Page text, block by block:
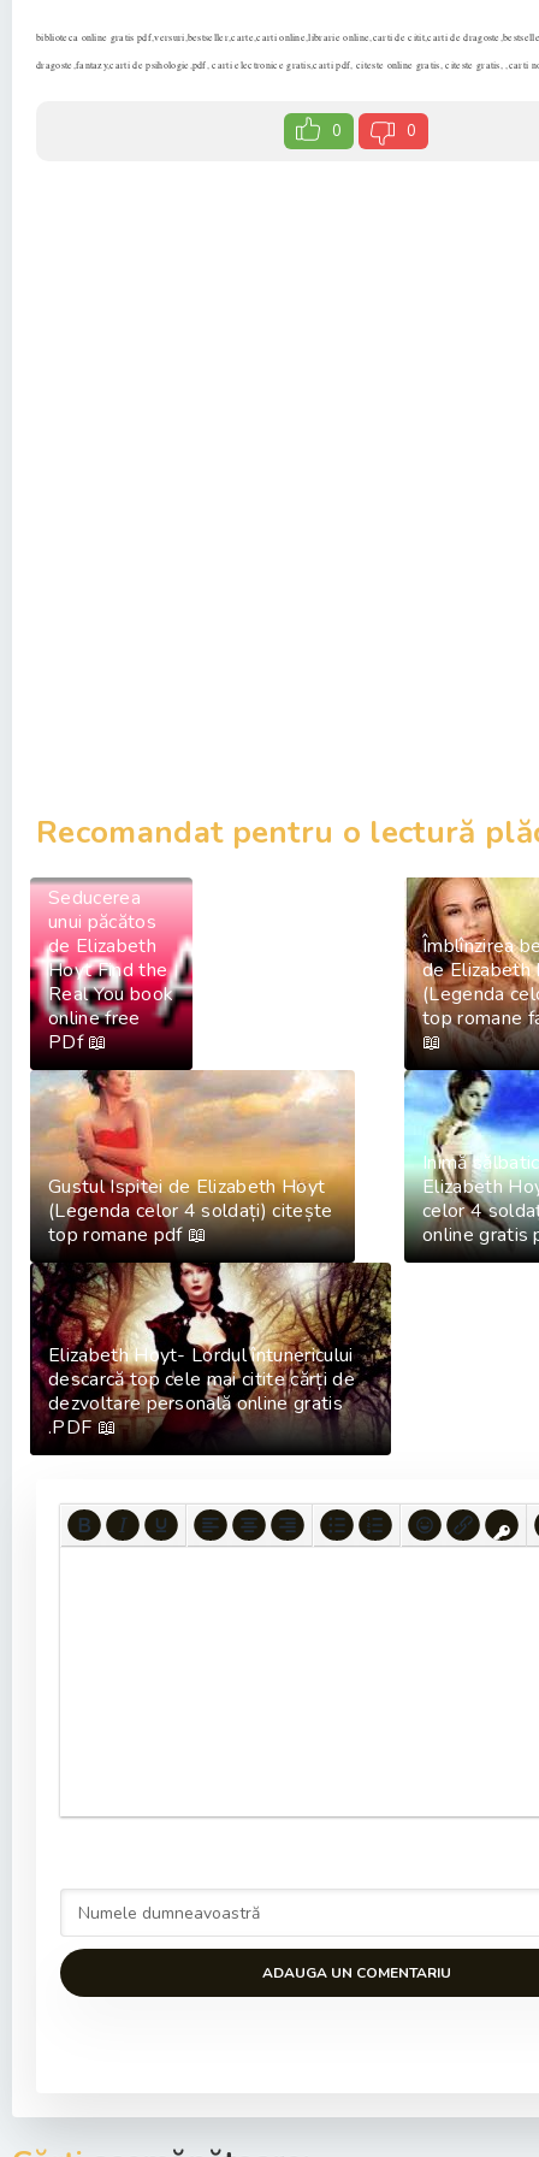
biblioteca online gratis pdf,versuri,bestseller,carte,carti online,librarie online,carti de citit,carti de
dragoste,fantazy,carti de psihologie,pdf, carti electronice gratis,carti pdf, citeste online gratis, citeste gratis, ,carti
0 0
Recomandat pentru o lectură
Seducerea
unui păcătos
de Elizabeth
Hoyt Find the
Real You book
online free
PDf 📖
Îmblînzirea
de Elizabeth
(Legenda
top romane
📖
Gustul Ispitei de Elizabeth Hoyt
(Legenda celor 4 soldați) citește
top romane pdf 📖
Inimă
Elizabeth
celor 4
online gratis
Elizabeth Hoyt- Lordul întunericului
descarcă top cele mai citite cărți de
dezvoltare personală online gratis
.PDF 📖
ADAUGA UN COMENTARIU